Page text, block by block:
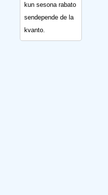
kun sesona rabato
sendepende de la
kvanto.